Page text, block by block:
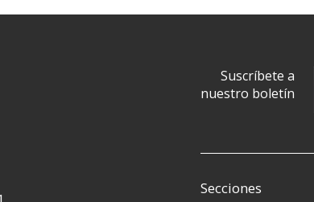
Suscríbete a
nuestro boletín
Secciones